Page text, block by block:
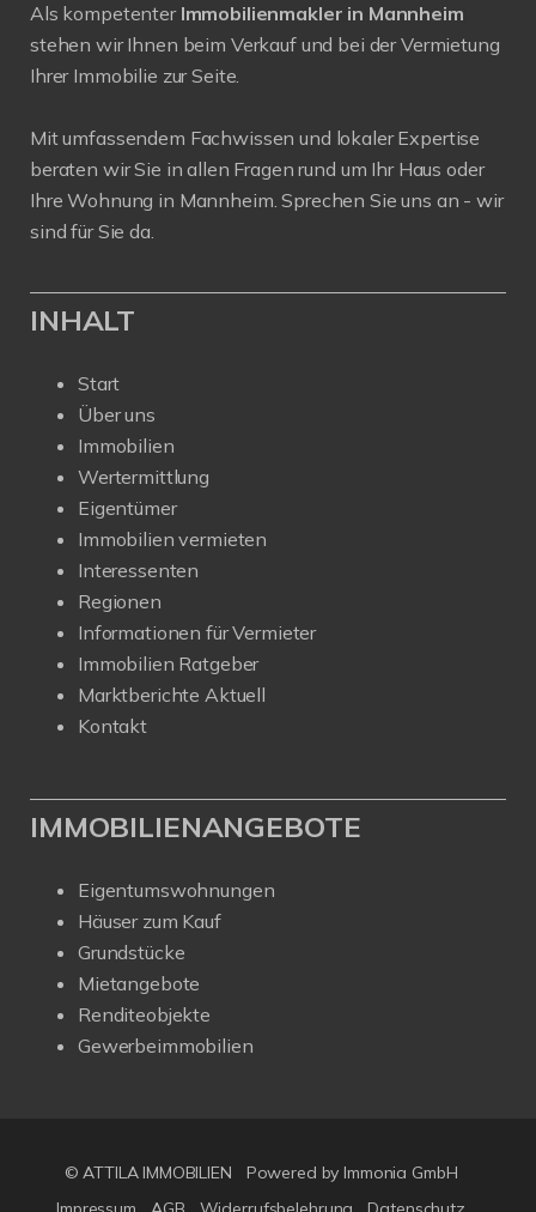
Als kompetenter Immobilienmakler in Mannheim
stehen wir Ihnen beim Verkauf und bei der Vermietung
Ihrer Immobilie zur Seite.
Mit umfassendem Fachwissen und lokaler Expertise
beraten wir Sie in allen Fragen rund um Ihr Haus oder
Ihre Wohnung in Mannheim. Sprechen Sie uns an - wir
sind für Sie da.
INHALT
Start
Über uns
Immobilien
Wertermittlung
Eigentümer
Immobilien vermieten
Interessenten
Regionen
Informationen für Vermieter
Immobilien Ratgeber
Marktberichte Aktuell
Kontakt
IMMOBILIENANGEBOTE
Eigentumswohnungen
Häuser zum Kauf
Grundstücke
Mietangebote
Renditeobjekte
Gewerbeimmobilien
© ATTILA IMMOBILIEN
Powered by Immonia GmbH